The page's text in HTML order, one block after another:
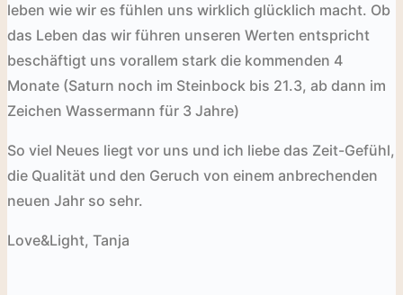
leben wie wir es fühlen uns wirklich glücklich macht. Ob
das Leben das wir führen unseren Werten entspricht
beschäftigt uns vorallem stark die kommenden 4
Monate (Saturn noch im Steinbock bis 21.3, ab dann im
Zeichen Wassermann für 3 Jahre)
So viel Neues liegt vor uns und ich liebe das Zeit-Gefühl,
die Qualität und den Geruch von einem anbrechenden
neuen Jahr so sehr.
Love&Light, Tanja